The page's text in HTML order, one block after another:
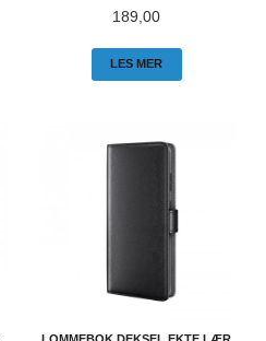
Pris
189,00
LES MER